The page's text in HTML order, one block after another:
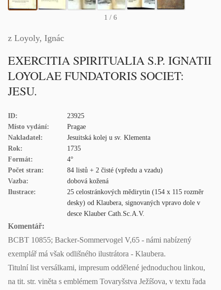
1 / 6
z Loyoly, Ignác
EXERCITIA SPIRITUALIA S.P. IGNATII
LOYOLAE FUNDATORIS SOCIET:
JESU.
ID:
23925
Místo vydání:
Pragae
Nakladatel:
Jesuitská kolej u sv. Klementa
Rok:
1735
Formát:
4°
Počet stran:
84 listů + 2 čisté (vpředu a vzadu)
Vazba:
dobová kožená
Ilustrace:
25 celostránkových mědirytin (154 x 115 rozměr
desky) od Klaubera, signovaných vpravo dole v
desce Klauber Cath.Sc.A.V.
Komentář:
BCBT 10855; Backer-Sommervogel V,65 - námi nabízený
exemplář má však odlišného ilustrátora - Klaubera.
Titulní list versálkami, impresum oddělené jednoduchou linkou,
na tit. str. viněta s emblémem Tovaryšstva Ježíšova, v textu řada